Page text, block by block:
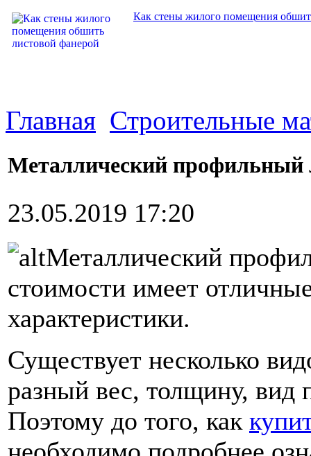
Как стены жилого помещения
Главная Строительные
Металлический профильный
23.05.2019 17:20
Металлический
стоимости имеет
характеристики.
Существует несколько
разный вес, толщину, вид
Поэтому до того, как